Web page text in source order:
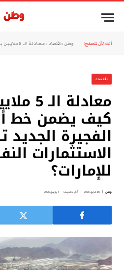
أنت الآن تتصفح: وطن »اقتصاد »معادلة الـ 5 ملايين برميل: كيف يضمن خط أنابيب الفجيرة الجديد تدفق الاستثمارات النفطية للإمارات؟
اقتصاد
معادلة
كيف يضمن خط
الفجيرة
الاستثمارات
للإمارات؟
وطن 15 مايو، 2026 آخر تحديث: 4 يوليو، 2026